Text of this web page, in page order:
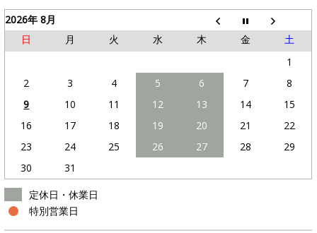
2026年 8月
日
月 火 水 木 金
土
1
2
3 4 5 6 7
8
9
10 11 12 13 14
15
16
17 18 19 20 21
22
23
24 25 26 27 28
29
30
31
定休日・休業日
特別営業日